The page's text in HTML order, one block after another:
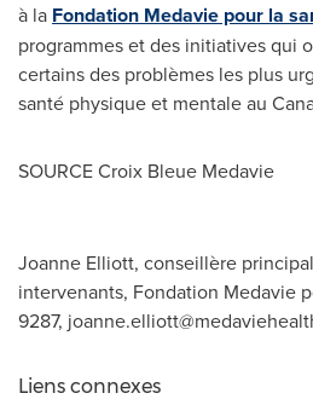
à la Fondation Medavie pour la
programmes et des initiatives qui
certains des problèmes les plus
santé physique et mentale au
SOURCE Croix Bleue Medavie
Joanne Elliott, conseillère
intervenants, Fondation Medavie
9287,
Liens connexes